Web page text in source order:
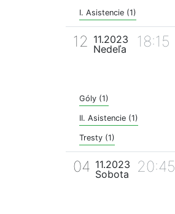
I. Asistencie (1)
12 11.2023
Nedeľa
18:15
Góly (1)
II. Asistencie (1)
Tresty (1)
04 11.2023
Sobota
20:45